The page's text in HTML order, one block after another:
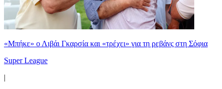
«Μπήκε» ο Λιβάι Γκαρσία και «τρέχει» για τη ρεβάνς στη Σόφια
Super League
|